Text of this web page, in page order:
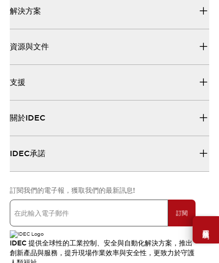
需要幫助嗎？
解決方案
資源與文件
支援
關於IDEC
IDEC承諾
訂閱我們的電子報，獲取我們的最新訊息!
訂閱
IDEC 提供全球性的工業控制、安全與自動化解決方案，推出
創新產品與服務，提升現場作業效率與安全性，更致力於守護